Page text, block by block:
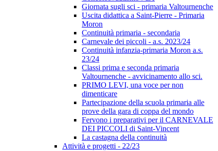
Giornata sugli sci - primaria Valtournenche
Uscita didattica a Saint-Pierre - Primaria
Moron
Continuità primaria - secondaria
Carnevale dei piccoli - a.s. 2023/24
Continuità infanzia-primaria Moron a.s.
23/24
Classi prima e seconda primaria
Valtournenche - avvicinamento allo sci.
PRIMO LEVI, una voce per non
dimenticare
Partecipazione della scuola primaria alle
prove della gara di coppa del mondo
Fervono i preparativi per il CARNEVALE
DEI PICCOLI di Saint-Vincent
La castagna della continuità
Attività e progetti - 22/23